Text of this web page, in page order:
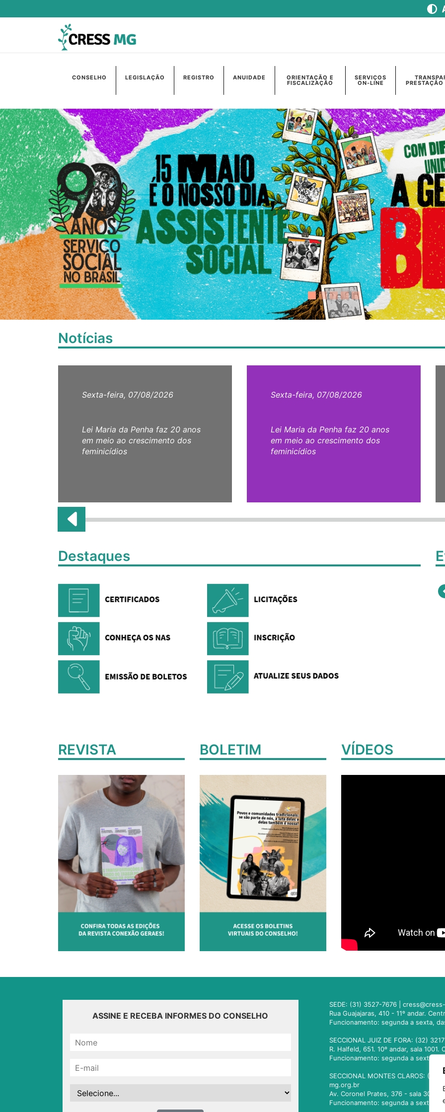
CONSELHO LEGISLAÇÃO REGISTRO ANUIDADE ORIENTAÇÃO E
FISCALIZAÇÃO
SERVIÇOS
ON-LINE
Anterior
Notícias
Sexta-feira, 07/08/2026
Lei Maria da Penha faz 20 anos
em meio ao crescimento dos
feminicídios
Sexta-feira, 07/08/2026
Lei Maria da Penha faz 20 anos
em meio ao crescimento dos
feminicídios
Destaques
REVISTA BOLETIM VÍDEOS
ASSINE E RECEBA INFORMES DO CONSELHO
SEDE: (31) 3527-7676 |
Rua Guajajaras, 410 - 11º andar.
Funcionamento: segunda a sexta,
SECCIONAL JUIZ DE FORA: (32)
R. Halfeld, 651. 10º andar, sala
Funcionamento: segunda a sexta,
SECCIONAL MONTES CLAROS:
mg.org.br
Av. Coronel Prates, 376 - sala 301.
Funcionamento: segunda a sexta,